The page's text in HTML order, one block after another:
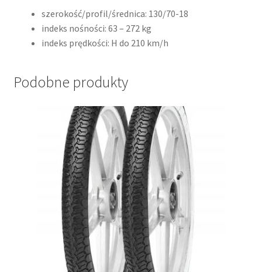
szerokość/profil/średnica: 130/70-18
indeks nośności: 63 – 272 kg
indeks prędkości: H do 210 km/h
Podobne produkty